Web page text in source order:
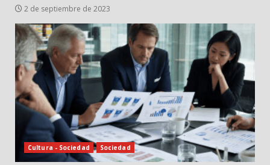
2 de septiembre de 2023
Cultura - Sociedad Sociedad